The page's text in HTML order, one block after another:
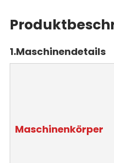
1.Maschinendetails
Maschinenkörper